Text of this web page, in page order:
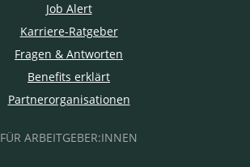
Job Alert
Karriere-Ratgeber
Fragen & Antworten
Benefits erklärt
Partnerorganisationen
FÜR ARBEITGEBER:INNEN